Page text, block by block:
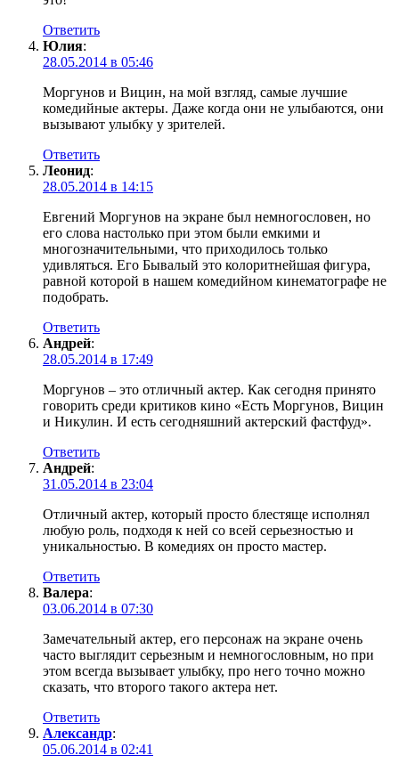
Ответить
Юлия:
28.05.2014 в 05:46
Моргунов и Вицин, на мой взгляд, самые лучшие
комедийные актеры. Даже когда они не улыбаются, они
вызывают улыбку у зрителей.
Ответить
Леонид:
28.05.2014 в 14:15
Евгений Моргунов на экране был немногословен, но
его слова настолько при этом были емкими и
многозначительными, что приходилось только
удивляться. Его Бывалый это колоритнейшая фигура,
равной которой в нашем комедийном кинематографе не
подобрать.
Ответить
Андрей:
28.05.2014 в 17:49
Моргунов – это отличный актер. Как сегодня принято
говорить среди критиков кино «Есть Моргунов, Вицин
и Никулин. И есть сегодняшний актерский фастфуд».
Ответить
Андрей:
31.05.2014 в 23:04
Отличный актер, который просто блестяще исполнял
любую роль, подходя к ней со всей серьезностью и
уникальностью. В комедиях он просто мастер.
Ответить
Валера:
03.06.2014 в 07:30
Замечательный актер, его персонаж на экране очень
часто выглядит серьезным и немногословным, но при
этом всегда вызывает улыбку, про него точно можно
сказать, что второго такого актера нет.
Ответить
Александр:
05.06.2014 в 02:41